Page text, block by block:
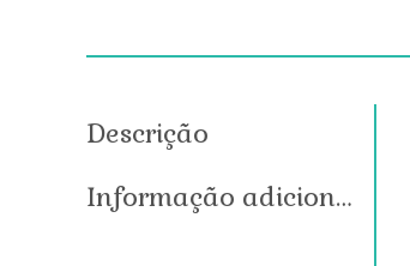
Descrição
Informação adicional